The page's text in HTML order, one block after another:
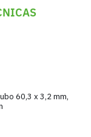
forma
a todos los
se utilice
(sin
60,3 x 3,2 mm,